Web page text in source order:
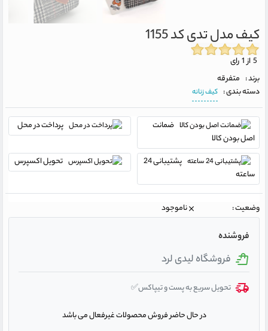
کیف مدل تدی کد 1155
برند : متفرقه
دسته بندی : کیف زنانه
ضمانت
اصل بودن کالا
پرداخت در محل
پشتیبانی 24
ساعته
تحویل اکسپرس
وضعیت : ناموجود
فروشنده
فروشگاه لیدی لرد
تحویل سریع به پست و تیپاکس✅
در حال حاضر فروش محصولات غیرفعال می باشد